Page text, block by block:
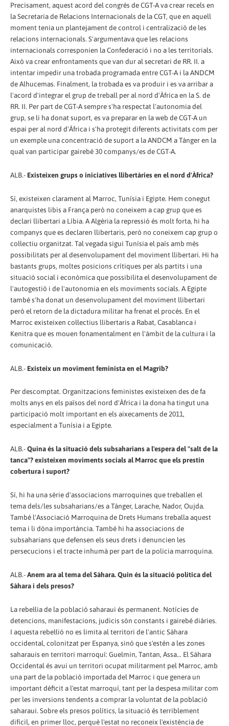
Precisament, aquest acord del congrés de CGT-A va crear recels en
la Secretaria de Relacions Internacionals de la CGT, que en aquell
moment tenia un plantejament de control i centralizació de les
relacions internacionals. S'argumentava que les relacions
internacionals corresponien la Confederació i no a les territorials.
Això va crear enfrontaments que van dur al secretari de RR. II. a
intentar impedir una trobada programada entre CGT-A i la ANDCM
de Alhucemas. Finalment, la trobada es va produir i es va arribar a
l'acord d'integrar el grup de treball per al nord d'Àfrica en la S. de
RR. II. Per part de CGT-A sempre s'ha respectat l'autonomia del
grup, se li ha donat suport, es va preparar en la web de CGT-A un
espai per al nord d'Àfrica i s'ha protegit diferents activitats com per
un exemple una concentració de suport a la ANDCM a Tànger en la
qual van participar gairebé 30 companys/es de CGT-A.
ALB.- Existeixen grups o iniciatives llibertàries en el nord d'Àfrica?
Sí, existeixen clarament al Marroc, Tunísia i Egipte. Hem conegut
anarquistes libis a França però no coneixem a cap grup que es
declari llibertari a Líbia. A Algèria la repressió és molt forta, hi ha
companys que es declaren llibertaris, però no coneixem cap grup o
col·lectiu organitzat. Tal vegada sigui Tunísia el país amb més
possibilitats per al desenvolupament del moviment llibertari. Hi ha
bastants grups, moltes posicions crítiques per als partits i una
situació social i econòmica que possibilita el desenvolupament de
l'autogestió i de l'autonomia en els moviments socials. A Egipte
també s'ha donat un desenvolupament del moviment llibertari
però el retorn de la dictadura militar ha frenat el procés. En el
Marroc existeixen col·lectius llibertaris a Rabat, Casablanca i
Kenitra que es mouen fonamentalment en l'àmbit de la cultura i la
comunicació.
ALB.- Existeix un moviment feminista en el Magrib?
Per descomptat. Organitzacions feministes existeixen des de fa
molts anys en els països del nord d'Àfrica i la dona ha tingut una
participació molt important en els aixecaments de 2011,
especialment a Tunísia i a Egipte.
ALB.-Quina és la situació dels subsaharians a l'espera del "salt de la
tanca"? existeixen moviments socials al Marroc que els prestin
cobertura i suport?
Sí, hi ha una sèrie d'associacions marroquines que treballen el
tema dels/les subsaharians/es a Tànger, Larache, Nador, Oujda.
També l'Associació Marroquina de Drets Humans treballa aquest
tema i li dóna importància. També hi ha associacions de
subsaharians que defensen els seus drets i denuncien les
persecucions i el tracte inhumà per part de la policia marroquina.
ALB.-Anem ara al tema del Sàhara. Quin és la situació política del
Sàhara i dels presos?
La rebel·lia de la població saharaui és permanent. Notícies de
detencions, manifestacions, judicis són constants i gairebé diàries.
I aquesta rebel·lió no es limita al territori de l'antic Sàhara
occidental, colonitzat per Espanya, sinó que s'estén a les zones
saharauis en territori marroquí: Guelmin, Tantan, Assa... El Sàhara
Occidental és avui un territori ocupat militarment pel Marroc, amb
una part de la població importada del Marroc i que genera un
important dèficit a l'estat marroquí, tant per la despesa militar com
per les inversions tendents a comprar la voluntat de la població
saharaui. Sobre els presos polítics, la situació és terriblement
difícil, en primer lloc, perquè l'estat no reconeix l'existència de